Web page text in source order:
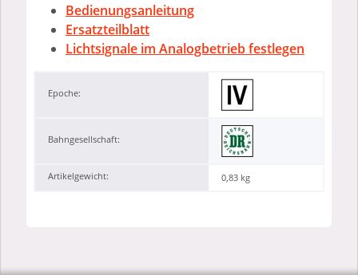
Bedienungsanleitung
Ersatzteilblatt
Lichtsignale im Analogbetrieb festlegen
Epoche:
Bahngesellschaft:
Artikelgewicht: 0,83 kg